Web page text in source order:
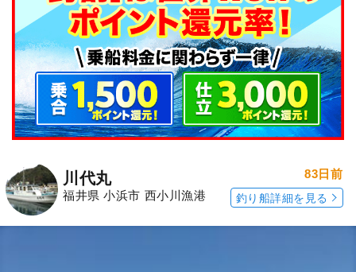
川代丸
福井県 小浜市 西小川漁港
83日前
釣り船詳細を見る